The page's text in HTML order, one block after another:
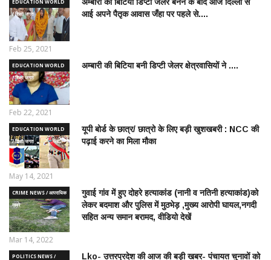
EDUCATION WORLD
/ शिक्षा जगत
आई अपने पैतृक आवास जँहा पर पहले से....
Feb 25, 2021
EDUCATION WORLD
/ शिक्षा जगत
अम्बारी की बिटिया बनी डिप्टी जेलर क्षेत्रवासियों ने ....
Feb 22, 2021
EDUCATION WORLD
/ शिक्षा जगत
यूपी बोर्ड के छात्र/ छात्रो के लिए बड़ी खुशखबरी : NCC की
पढ़ाई करने का मिला मौका
May 14, 2021
CRIME NEWS / आपराधिक
ख़बरे
गुवाई गांव में हुए दोहरे हत्याकांड (नानी व नतिनी हत्याकांड)को
लेकर बदमाश और पुलिस में मुठभेड़ ,मुख्य आरोपी घायल,नगदी
सहित अन्य समान बरामद, वीडियो देखें
Mar 14, 2022
POLITICS NEWS /
Lko- उत्तरप्रदेश की आज की बड़ी खबर- पंचायत चुनावों को